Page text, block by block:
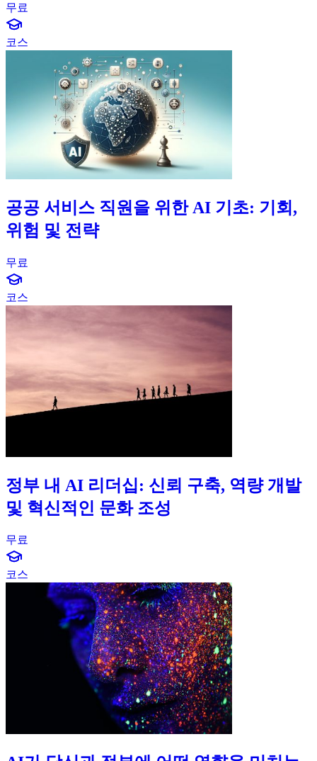
무료
코스
공공 서비스 직원을 위한 AI 기초: 기회,
위험 및 전략
무료
코스
정부 내 AI 리더십: 신뢰 구축, 역량 개발
및 혁신적인 문화 조성
무료
코스